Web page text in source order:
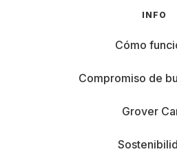
INFO
Cómo
Compromiso de
Grover